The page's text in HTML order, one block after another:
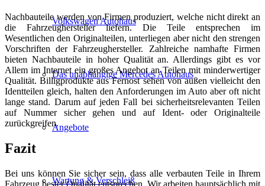
Volkswagen Autohaus
Das unabhängige Mercedes Autohaus
Angebote
Wartung & Verschleiß
Nachbauteile werden von Firmen produziert, welche nicht direkt an
die Fahrzeughersteller liefern. Die Teile entsprechen im
Wesentlichen den Originalteilen, unterliegen aber nicht den strengen
Vorschriften der Fahrzeughersteller. Zahlreiche namhafte Firmen
bieten Nachbauteile in hoher Qualität an. Allerdings gibt es vor
Allem im Internet ein großes Angebot an Teilen mit minderwertiger
Qualität. Billigprodukte aus Fernost sehen von außen vielleicht den
Identteilen gleich, halten den Anforderungen im Auto aber oft nicht
lange stand. Darum auf jeden Fall bei sicherheitsrelevanten Teilen
auf Nummer sicher gehen und auf Ident- oder Originalteile
zurückgreifen.
Fazit
Bei uns können Sie sicher sein, dass alle verbauten Teile in Ihrem
Fahrzeug bester Qualität entsprechen. Wir arbeiten hauptsächlich mit